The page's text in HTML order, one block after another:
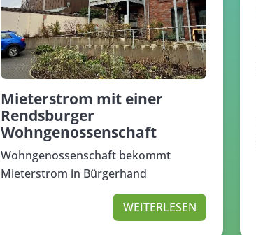
Mieterstrom mit einer
Rendsburger
Wohngenossenschaft
Wohngenossenschaft bekommt
Mieterstrom in Bürgerhand
WEITERLESEN